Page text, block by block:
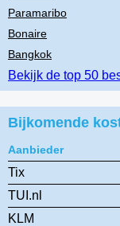
Paramaribo
Bonaire
Bangkok
Bekijk de top 50
Bijkomende
Aanbieder
Tix
TUI.nl
KLM